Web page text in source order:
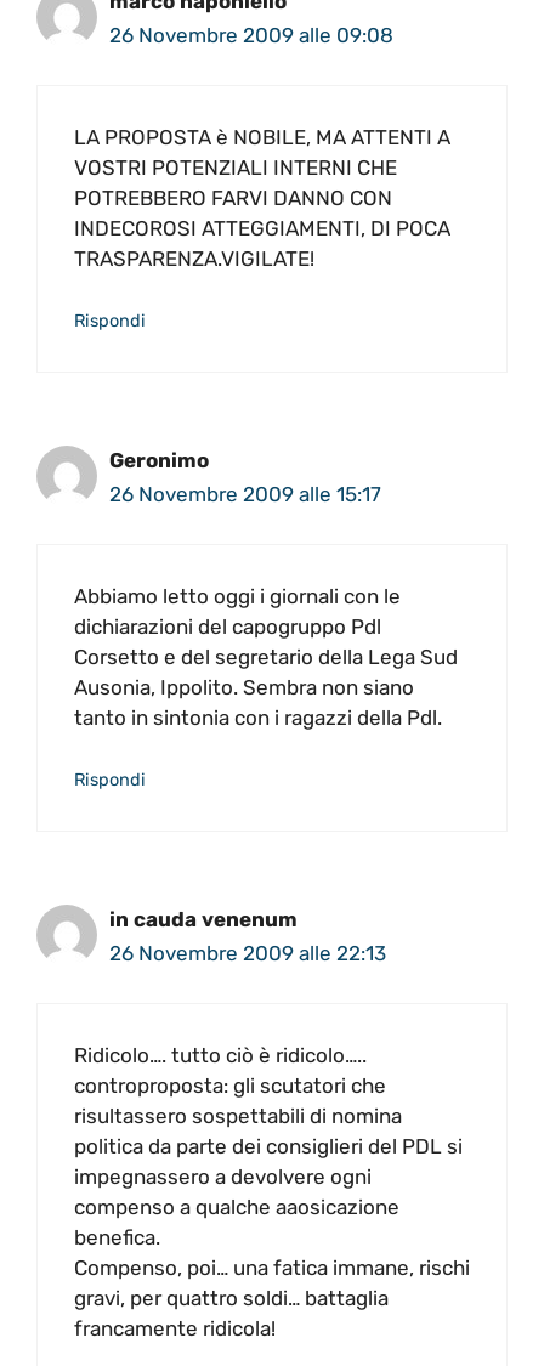
26 Novembre 2009 alle 09:08
LA PROPOSTA è NOBILE, MA ATTENTI A
VOSTRI POTENZIALI INTERNI CHE
POTREBBERO FARVI DANNO CON
INDECOROSI ATTEGGIAMENTI, DI POCA
TRASPARENZA.VIGILATE!
Rispondi
Geronimo
26 Novembre 2009 alle 15:17
Abbiamo letto oggi i giornali con le
dichiarazioni del capogruppo Pdl
Corsetto e del segretario della Lega Sud
Ausonia, Ippolito. Sembra non siano
tanto in sintonia con i ragazzi della Pdl.
Rispondi
in cauda venenum
26 Novembre 2009 alle 22:13
Ridicolo…. tutto ciò è ridicolo…..
controproposta: gli scutatori che
risultassero sospettabili di nomina
politica da parte dei consiglieri del PDL si
impegnassero a devolvere ogni
compenso a qualche aaosicazione
benefica.
Compenso, poi… una fatica immane, rischi
gravi, per quattro soldi… battaglia
francamente ridicola!